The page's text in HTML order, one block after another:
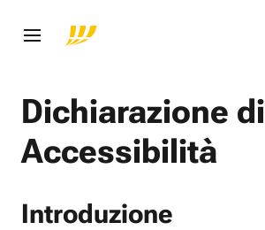
Dichiarazione di
Accessibilità
Introduzione